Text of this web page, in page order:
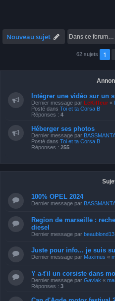
Nouveau sujet
62 sujets 1
Intégrer une vidéo sur un
Dernier message par LeKiffeur «
Posté dans Toi et ta Corsa B
Réponses : 4
Héberger ses photos
Dernier message par
Posté dans Toi et ta Corsa B
Réponses : 255
100% OPEL 2024
Dernier message par
Region de marseille :
diesel
Dernier message par beaublond13
Juste pour info... je suis
Dernier message par Maximus «
Y a-t'il un corsiste dans
Dernier message par Gaviak «
Réponses : 3